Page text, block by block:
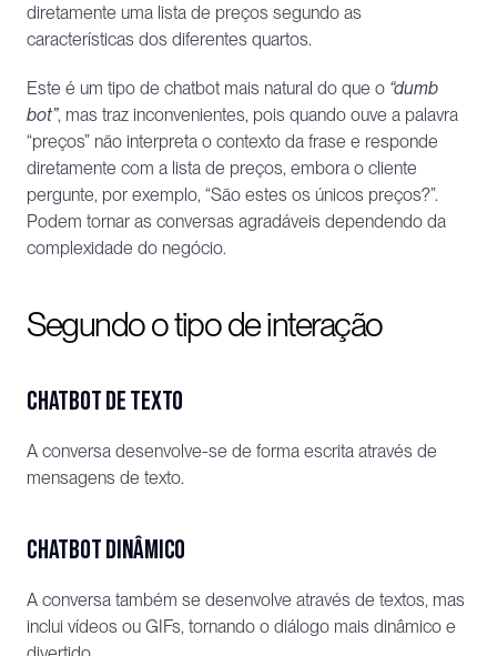
diretamente uma lista de preços segundo as
características dos diferentes quartos.
Este é um tipo de chatbot mais natural do que o “dumb
bot”, mas traz inconvenientes, pois quando ouve a palavra
“preços” não interpreta o contexto da frase e responde
diretamente com a lista de preços, embora o cliente
pergunte, por exemplo, “São estes os únicos preços?”.
Podem tornar as conversas agradáveis dependendo da
complexidade do negócio.
Segundo o tipo de interação
Chatbot de texto
A conversa desenvolve-se de forma escrita através de
mensagens de texto.
Chatbot dinâmico
A conversa também se desenvolve através de textos, mas
inclui vídeos ou GIFs, tornando o diálogo mais dinâmico e